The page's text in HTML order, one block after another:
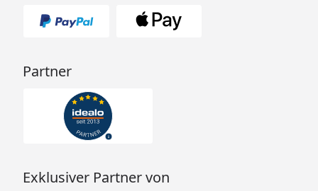
Partner
Exklusiver Partner von